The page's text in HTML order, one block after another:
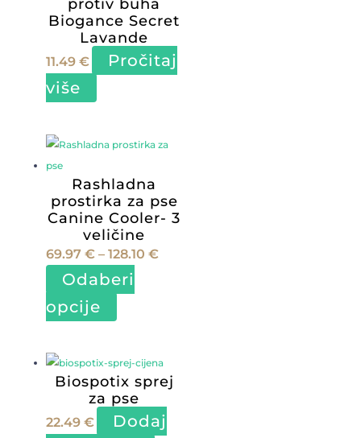
se
mogu
odabrati
na
protiv buha
Biogance Secret
Lavande
11.49 €
Pročitaj
više
Rashladna
prostirka za pse
Canine Cooler- 3
veličine
69.97 € – 128.10 €Raspon
128.10 €
Odaberi
opcije
proizvod
više
varijanti.
Opcije
se
Biospotix sprej
za pse
22.49 €
Dodaj